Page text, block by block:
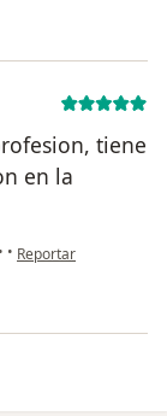
tiene
en la
• • en opinión del
Reportar